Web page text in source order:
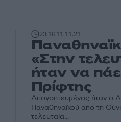
23:1611.11.21
«Στην
ήταν να
Πρίφτης
Απογοητευμένος ήταν ο
Παναθηναϊκού από τη
τελευταία...